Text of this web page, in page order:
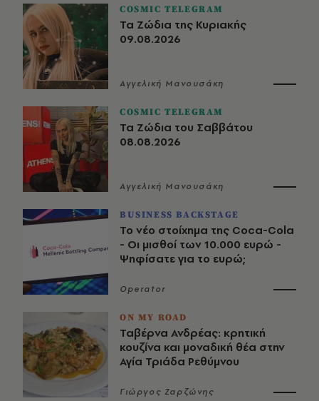
COSMIC TELEGRAM
Τα Ζώδια της Κυριακής
09.08.2026
Αγγελική Μανουσάκη
COSMIC TELEGRAM
Τα Ζώδια του Σαββάτου
08.08.2026
Αγγελική Μανουσάκη
BUSINESS BACKSTAGE
Το νέο στοίχημα της Coca-Cola
- Οι μισθοί των 10.000 ευρώ -
Ψηφίσατε για το ευρώ;
Operator
ON MY ROAD
Ταβέρνα Ανδρέας: κρητική
κουζίνα και μοναδική θέα στην
Αγία Τριάδα Ρεθύμνου
Γιώργος Ζαρζώνης